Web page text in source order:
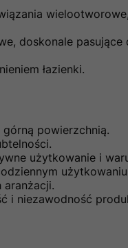
doskonale
łazienki.
powierzchnią.
użytkowanie i
aranżacji.
i niezawodność